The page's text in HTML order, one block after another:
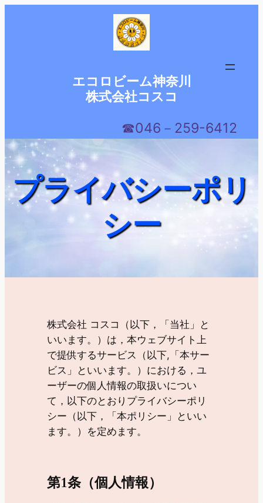
エコロビーム神奈川
株式会社コスコ
☎046－259-6412
プライバシーポリ
シー
株式会社 コスコ（以下，「当社」と
いいます。）は，本ウェブサイト上
で提供するサービス（以下,「本サー
ビス」といいます。）における，ユ
ーザーの個人情報の取扱いについ
て，以下のとおりプライバシーポリ
シー（以下，「本ポリシー」といい
ます。）を定めます。
第1条（個人情報）